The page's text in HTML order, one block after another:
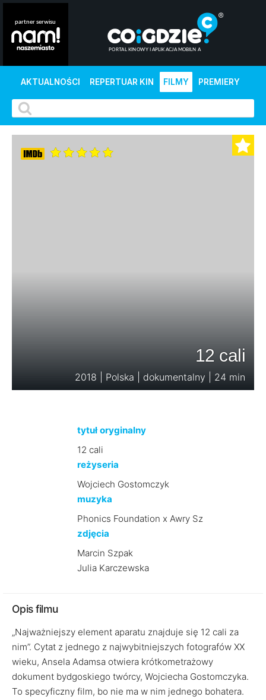
AKTUALNOŚCI REPERTUAR KIN FILMY PREMIERY
12 cali
2018 | Polska | dokumentalny | 24 min
tytuł oryginalny
12 cali
reżyseria
Wojciech Gostomczyk
muzyka
Phonics Foundation x Awry Sz
zdjęcia
Marcin Szpak
Julia Karczewska
Opis filmu
„Najważniejszy element aparatu znajduje się 12 cali za
nim”. Cytat z jednego z najwybitniejszych fotografów XX
wieku, Ansela Adamsa otwiera krótkometrażowy
dokument bydgoskiego twórcy, Wojciecha Gostomczyka.
To specyficzny film, bo nie ma w nim jednego bohatera.